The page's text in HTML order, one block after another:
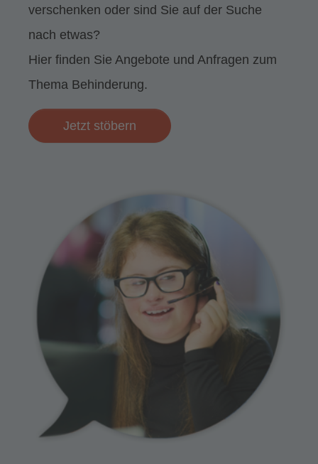
verschenken oder sind Sie auf der Suche
nach etwas?
Hier finden Sie Angebote und Anfragen zum
Thema Behinderung.
Jetzt stöbern